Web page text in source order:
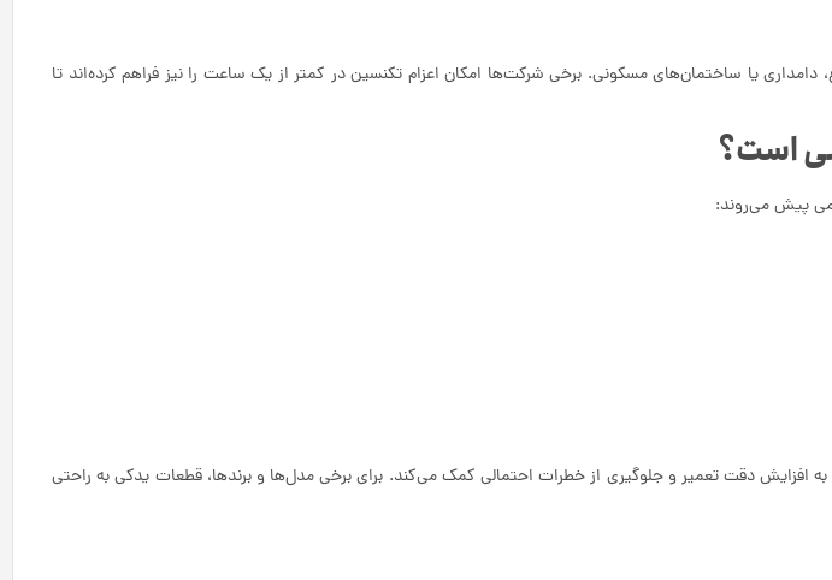
دامداری یا ساختمان‌های مسکونی. برخی شرکت‌ها امکان اعزام تکنسین در کمتر از یک ساعت را نیز فراهم کرده‌اند تا
است؟
پیش می‌روند:
افزایش دقت تعمیر و جلوگیری از خطرات احتمالی کمک می‌کند. برای برخی مدل‌ها و برندها، قطعات یدکی به راحتی